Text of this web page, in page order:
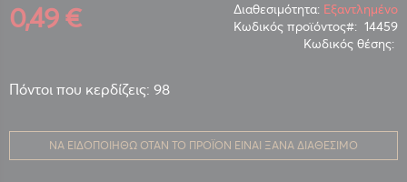
0,49 € Διαθεσιμότητα: Εξαντλημένο
Κωδικός προϊόντος
14459
Κωδικός θέσης:
Πόντοι που κερδίζεις: 98
ΝΑ ΕΙΔΟΠΟΙΗΘΏ ΌΤΑΝ ΤΟ ΠΡΟΪΌΝ ΕΊΝΑΙ ΞΑΝΆ ΔΙΑΘΈΣΙΜΟ